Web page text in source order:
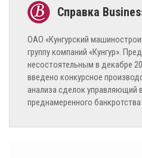
ОАО «Кунгурский
группу компаний «Кунгур».
несостоятельным в декабре
введено конкурсное
анализа сделок управляющий
преднамеренного